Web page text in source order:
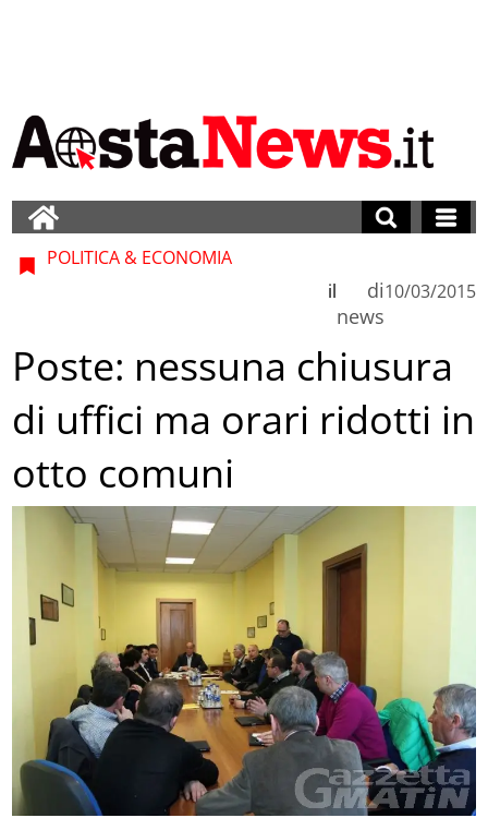
POLITICA & ECONOMIA
di
news
il 10/03/2015
Poste: nessuna chiusura
di uffici ma orari ridotti in
otto comuni